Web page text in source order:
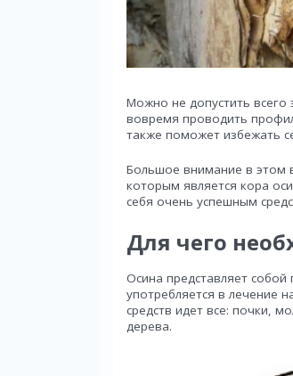
Можно не допустить всего
вовремя проводить
также поможет избежать
Большое внимание в этом
которым является кора
себя очень успешным
Для чего
Осина представляет
употребляется в лечение
средств идет все: почки,
дерева.